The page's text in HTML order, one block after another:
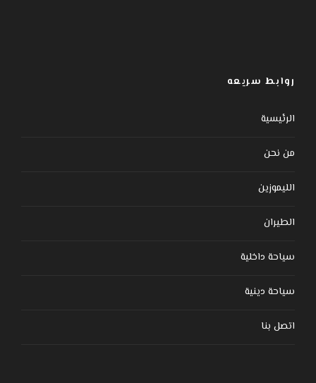
روابط سريعه
الرئيسية
من نحن
الليموزين
الطيران
سياحة داخلية
سياحة دينية
اتصل بنا